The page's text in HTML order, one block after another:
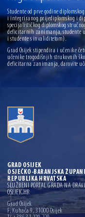
13.07.2026 | Ljetnim
07.07.2026 | Održana 8.
Radić istaknuo da je u
obnovu glavnog osječkog
06.07.2026 | Brevis
djelovanja
04.07.2026 | Zbog
04.08.2026 | U Osijeku
Studente od prve godine
i integriranog prijediplomskog i
specijalističkog diplomskog
deficitarnih zanimanja, studente
i studente s invaliditetom).
Grad Osijek stipendira i učenike
učenike trogodišnjih strukovnih
deficitarna zanimanja, darovite
GRAD OSIJEK
OSJEČKO-BARANJSKA
REPUBLIKA HRVATSKA
SLUŽBENI PORTAL GRADA NA DRAVI
OSIJEK.HR
Grad Osijek
F. Kuhača 9, 31000 Osijek